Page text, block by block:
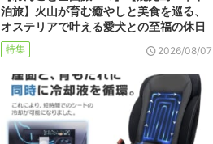
泊旅】火山が育む癒やしと美食を巡る、
オステリアで叶える愛犬との至福の休日
特集 2026/08/07